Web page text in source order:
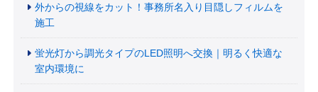
外からの視線をカット！事務所名入り目隠しフィルムを
施工
蛍光灯から調光タイプのLED照明へ交換｜明るく快適な
室内環境に